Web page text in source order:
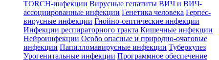
TORCH-инфекции Вирусные гепатиты ВИЧ и ВИЧ-
ассоциированные инфекции Генетика человека Герпес-
вирусные инфекции Гнойно-септические инфекции
Инфекции респираторного тракта Кишечные инфекции
Нейроинфекции Особо опасные и природно-очаговые
инфекции Папилломавирусные инфекции Туберкулез
Урогенитальные инфекции Программное обеспечение